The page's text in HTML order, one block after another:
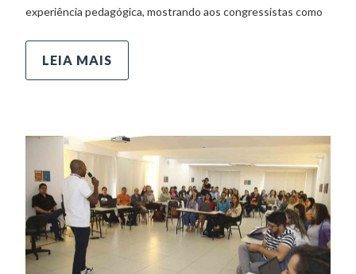
experiência pedagógica, mostrando aos congressistas como
LEIA MAIS